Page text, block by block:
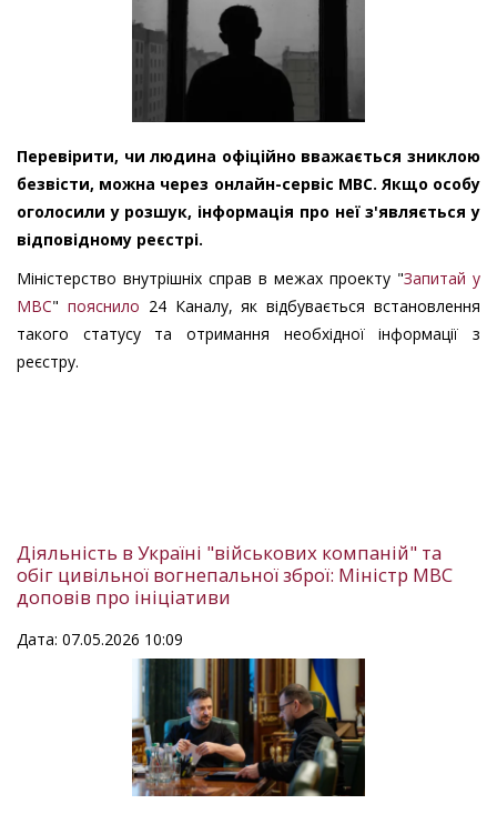
Перевірити, чи людина офіційно вважається зниклою
безвісти, можна через онлайн-сервіс МВС. Якщо особу
оголосили у розшук, інформація про неї з'являється у
відповідному реєстрі.
Міністерство внутрішніх справ в межах проекту "Запитай у
МВС" пояснило 24 Каналу, як відбувається встановлення
такого статусу та отримання необхідної інформації з
реєстру.
Діяльність в Україні "військових компаній" та
обіг цивільної вогнепальної зброї: Міністр МВС
доповів про ініціативи
Дата: 07.05.2026 10:09